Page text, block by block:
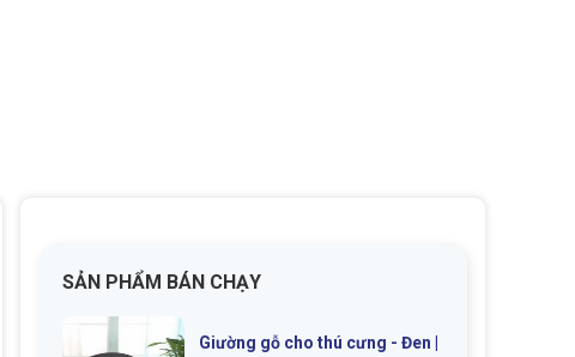
SẢN PHẨM BÁN CHẠY
Giường gỗ cho thú cưng - Đen |